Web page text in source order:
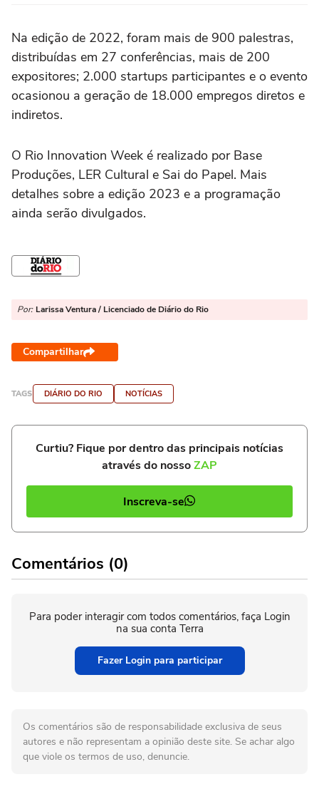
Na edição de 2022, foram mais de 900 palestras,
distribuídas em 27 conferências, mais de 200
expositores; 2.000 startups participantes e o evento
ocasionou a geração de 18.000 empregos diretos e
indiretos.
O Rio Innovation Week é realizado por Base
Produções, LER Cultural e Sai do Papel. Mais
detalhes sobre a edição 2023 e a programação
ainda serão divulgados.
Por: Larissa Ventura / Licenciado de Diário do Rio
Compartilhar
TAGS DIÁRIO DO RIO NOTÍCIAS
Curtiu? Fique por dentro das principais notícias
através do nossoZAP
Inscreva-se
Comentários (0)
Para poder interagir com todos comentários, faça Login
na sua conta Terra
Fazer Login para participar
Os comentários são de responsabilidade exclusiva de seus
autores e não representam a opinião deste site. Se achar algo
que viole os termos de uso, denuncie.